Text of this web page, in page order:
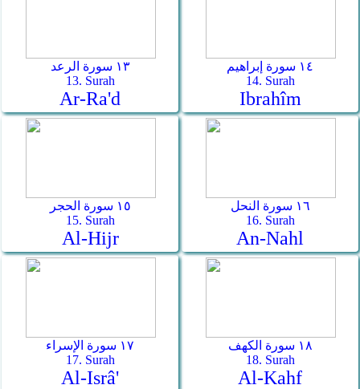
١٣ سورة الرعد
13. Surah
Ar-Ra'd
١٤ سورة إبراهيم
14. Surah
Ibrahîm
١٥ سورة الحجر
15. Surah
Al-Hijr
١٦ سورة النحل
16. Surah
An-Nahl
١٧ سورة الإسراء
17. Surah
Al-Isrâ'
١٨ سورة الكهف
18. Surah
Al-Kahf